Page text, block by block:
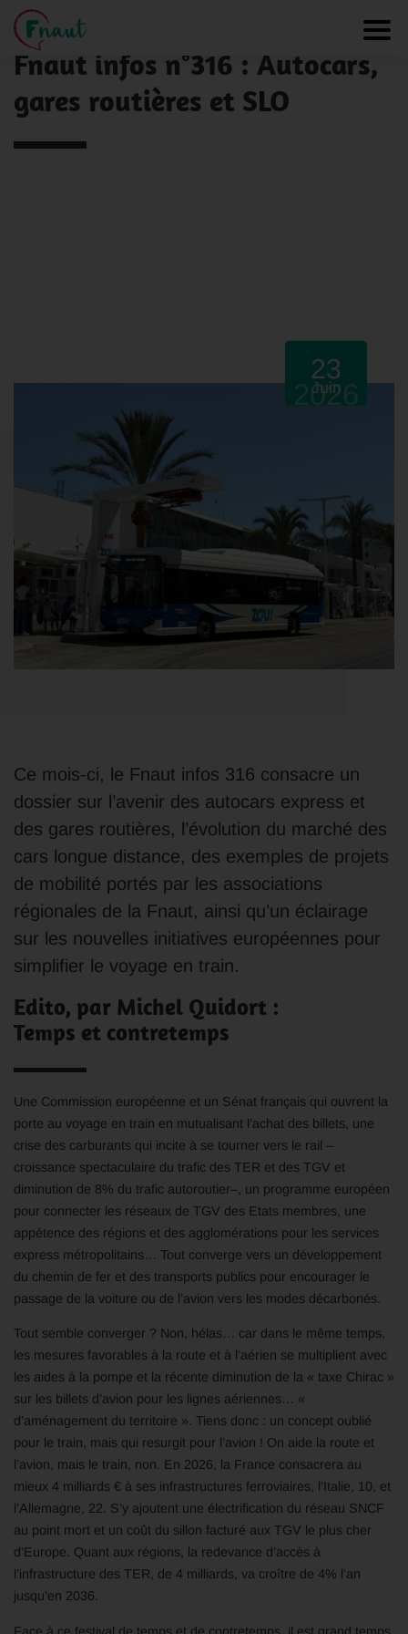
Panneau de gestion des cookies
NOS ACTUALITÉS
Fnaut infos n°316 : Autocars,
gares routières et SLO
23
Juin
2026
Ce mois-ci, le Fnaut infos 316 consacre un
dossier sur l’avenir des autocars express et
des gares routières, l’évolution du marché des
cars longue distance, des exemples de projets
de mobilité portés par les associations
régionales de la Fnaut, ainsi qu’un éclairage
sur les nouvelles initiatives européennes pour
simplifier le voyage en train.
Edito, par Michel Quidort :
Temps et contretemps
Une Commission européenne et un Sénat français qui ouvrent la
porte au voyage en train en mutualisant l’achat des billets, une
crise des carburants qui incite à se tourner vers le rail –
croissance spectaculaire du trafic des TER et des TGV et
diminution de 8% du trafic autoroutier–, un programme européen
pour connecter les réseaux de TGV des Etats membres, une
appétence des régions et des agglomérations pour les services
express métropolitains… Tout converge vers un développement
du chemin de fer et des transports publics pour encourager le
passage de la voiture ou de l’avion vers les modes décarbonés.
Tout semble converger ? Non, hélas… car dans le même temps,
les mesures favorables à la route et à l’aérien se multiplient avec
les aides à la pompe et la récente diminution de la « taxe Chirac »
sur les billets d’avion pour les lignes aériennes… «
d’aménagement du territoire ». Tiens donc : un concept oublié
pour le train, mais qui resurgit pour l’avion ! On aide la route et
l’avion, mais le train, non. En 2026, la France consacrera au
mieux 4 milliards € à ses infrastructures ferroviaires, l’Italie, 10, et
l’Allemagne, 22. S’y ajoutent une électrification du réseau SNCF
au point mort et un coût du sillon facturé aux TGV le plus cher
d’Europe. Quant aux régions, la redevance d’accès à
l’infrastructure des TER, de 4 milliards, va croître de 4% l’an
jusqu’en 2036.
Face à ce festival de temps et de contretemps, il est grand temps